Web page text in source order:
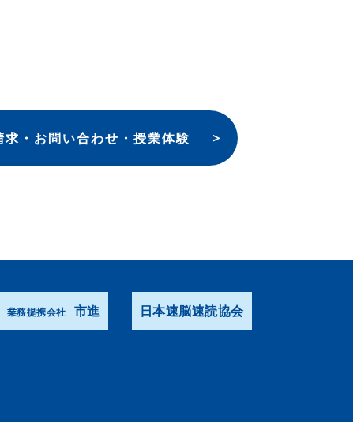
・お問い合わせ・授業体験
業務提携会社 市進 日本速脳速読協会